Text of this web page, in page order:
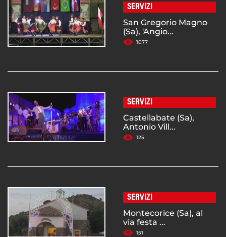
SERVIZI
San Gregorio Magno
(Sa), 'Angio...
1077
SERVIZI
Castellabate (Sa),
Antonio Vill...
125
SERVIZI
Montecorice (Sa), al
via festa ...
151